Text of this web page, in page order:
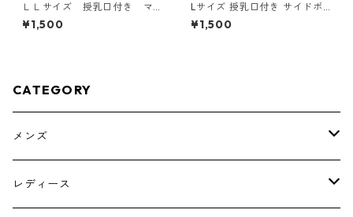
ＬＬサイズ 授乳口付き マ
タニティ ドッキングワンピ
ース ホワイト×ブルー KAE
¥1,500
Lサイズ 授乳口付き サイドボ
タンデザイン ワンピース マタ
ニティ ベージュ ◆KIY-1303
¥1,500
CATEGORY
メンズ
トップス
レディース